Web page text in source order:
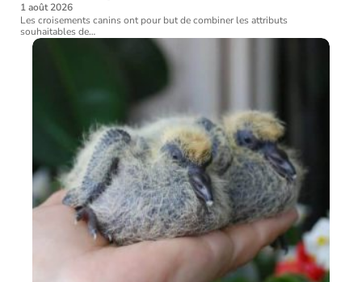
1 août 2026
Les croisements canins ont pour but de combiner les attributs
souhaitables de…